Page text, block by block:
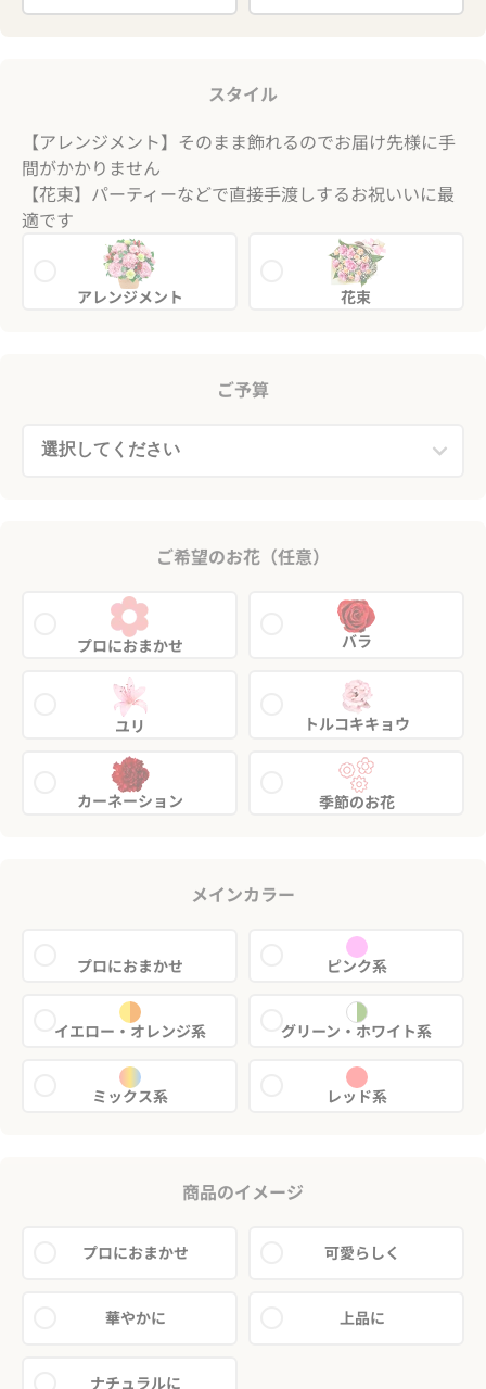
スタイル
【アレンジメント】そのまま飾れるのでお届け先様に手
間がかかりません
【花束】パーティーなどで直接手渡しするお祝いいに最
適です
アレンジメント 花束
ご予算
ご希望のお花（任意）
プロにおまかせ バラ
ユリ トルコキキョウ
カーネーション 季節のお花
メインカラー
プロにおまかせ ピンク系
イエロー・オレンジ系 グリーン・ホワイト系
ミックス系 レッド系
商品のイメージ
プロにおまかせ 可愛らしく
華やかに 上品に
ナチュラルに